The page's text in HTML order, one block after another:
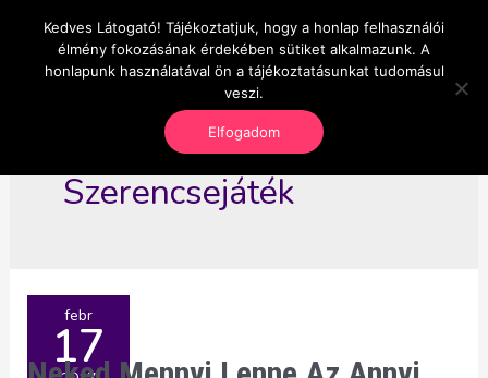
content
OnlineSeedsMan
Üzlet és szabadság
Main
Szerencsejáték
febr
17
Kedves Látogató! Tájékoztatjuk, hogy a honlap felhasználói
élmény fokozásának érdekében sütiket alkalmazunk. A
honlapunk használatával ön a tájékoztatásunkat tudomásul
veszi.
Elfogadom